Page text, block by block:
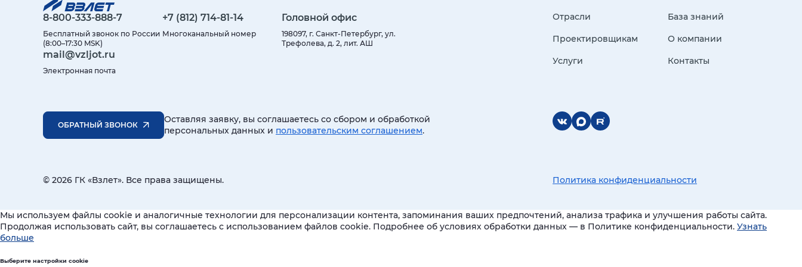
8-800-333-888-7
Бесплатный звонок по России
(8:00–17:30 MSK)
+7 (812) 714-81-14
Многоканальный номер
Головной офис
198097, г. Санкт-Петербург, ул.
Трефолева, д. 2, лит. АШ
mail@vzljot.ru
Электронная почта
Отрасли
Проектировщикам
Услуги
База знаний
О компании
Контакты
ОБРАТНЫЙ ЗВОНОК
Оставляя заявку, вы соглашаетесь со сбором и обработкой
персональных данных и пользовательским соглашением.
© 2026 ГК «Взлет». Все права защищены. Политика конфиденциальности
Мы используем файлы cookie и аналогичные технологии для персонализации контента, запоминания ваших предпочтений, анализа трафика и улучшения работы сайта.
Продолжая использовать сайт, вы соглашаетесь с использованием файлов cookie. Подробнее об условиях обработки данных — в Политике конфиденциальности. Узнать
больше
Выберите настройки cookie